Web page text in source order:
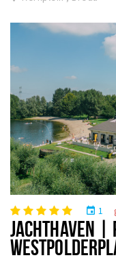
event 1
JACHTHAVEN |